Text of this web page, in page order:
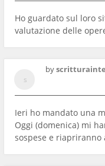
Ho guardato sul loro
valutazione delle
by
Ieri ho mandato una
Oggi (domenica) mi
sospese e riapriranno